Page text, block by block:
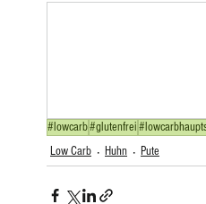
Cupcakes, Muffins Dessert
Feigen
#lowcarb#glutenfrei
Low Carb
Huhn Pute